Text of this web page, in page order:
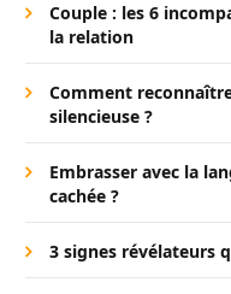
Couple : les 6
la relation
Comment
silencieuse ?
Embrasser avec la
cachée ?
3 signes révélateurs